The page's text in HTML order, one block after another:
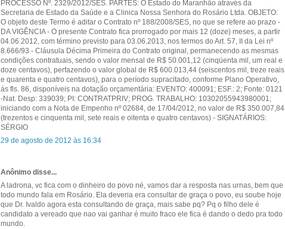
PROCESSO Nº. 2329/2012/SES. PARTES: O Estado do Maranhão através da
Secretaria de Estado da Saúde e a Clinica Nossa Senhora do Rosário Ltda. OBJETO:
O objeto deste Termo é aditar o Contrato nº 188/2008/SES, no que se refere ao prazo -
DA VIGÊNCIA - O presente Contrato fica prorrogado por mais 12 (doze) meses, a partir
04.06.2012, com término previsto para 03.06.2013, nos termos do Art. 57, II da Lei nº
8.666/93 - Cláusula Décima Primeira do Contrato original, permanecendo as mesmas
condições contratuais, sendo o valor mensal de R$ 50.001,12 (cinqüenta mil, um real e
doze centavos), perfazendo o valor global de R$ 600.013,44 (seiscentos mil, treze reais
e quarenta e quatro centavos), para o período supracitado, conforme Plano Operativo,
ás fls. 86, disponíveis na dotação orçamentária: EVENTO: 400091; ESF.: 2; Fonte: 0121
-Nat. Desp: 339039; PI: CONTRATPRIV; PROG. TRABALHO: 10302055943980001;
iniciando com a Nota de Empenho nº 02684, de 17/04/2012, no valor de R$ 350.007,84
(trezentos e cinquenta mil, sete reais e oitenta e quatro centavos) - SIGNATÁRIOS:
SÉRGIO
29 de agosto de 2012 às 16:34
Anônimo disse...
A ladrona, vc fica com o dinheiro do povo né, vamos dar a resposta nas urnas, bem que
todo mundo fala em Rosário. Ela deveria era consultar de graça o povo, eu soube hoje
que Dr. Ivaldo agora esta consultando de graça, mais sabe pq? Pq o filho dele é
candidato a vereado que nao vai ganhar é muito fraco ele fica é dando o dedo pra todo
mundo.